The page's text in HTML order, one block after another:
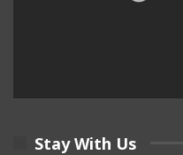
Stay With Us